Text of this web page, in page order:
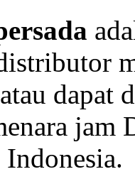
dapat